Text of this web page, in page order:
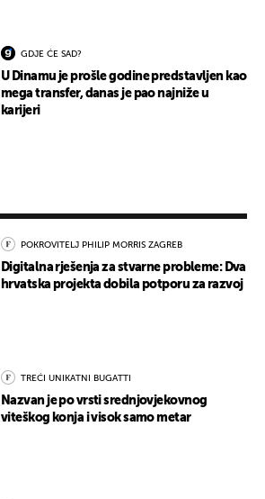
GDJE ĆE SAD?
U Dinamu je prošle godine predstavljen kao
mega transfer, danas je pao najniže u
karijeri
POKROVITELJ PHILIP MORRIS ZAGREB
Digitalna rješenja za stvarne probleme: Dva
hrvatska projekta dobila potporu za razvoj
TREĆI UNIKATNI BUGATTI
Nazvan je po vrsti srednjovjekovnog
viteškog konja i visok samo metar